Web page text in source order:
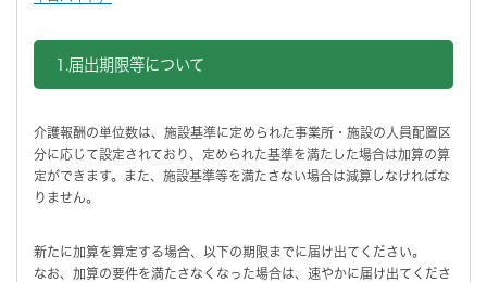
1.届出期限等について
介護報酬の単位数は、施設基準に定められた事業所・施設の人員配置区
分に応じて設定されており、定められた基準を満たした場合は加算の算
定ができます。また、施設基準等を満たさない場合は減算しなければな
りません。
新たに加算を算定する場合、以下の期限までに届け出てください。
なお、加算の要件を満たさなくなった場合は、速やかに届け出てくださ